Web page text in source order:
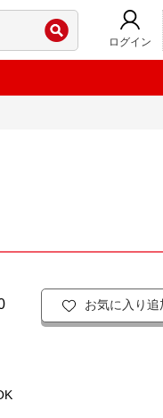
ログイン
お気に入り追